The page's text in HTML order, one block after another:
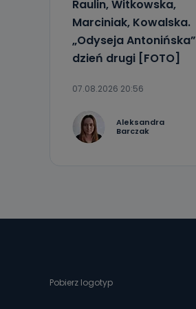
Raulin, Witkowska,
Marciniak, Kowalska.
„Odyseja Antonińska”
dzień drugi [FOTO]
07.08.2026 20:56
Aleksandra
Barczak
Pobierz logotyp